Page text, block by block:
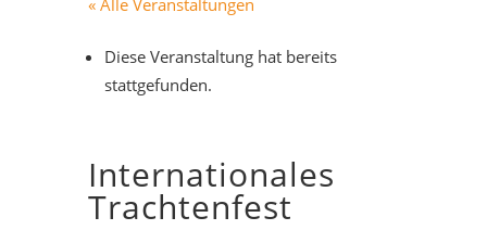
Diese Veranstaltung hat bereits
stattgefunden.
Internationales
Trachtenfest